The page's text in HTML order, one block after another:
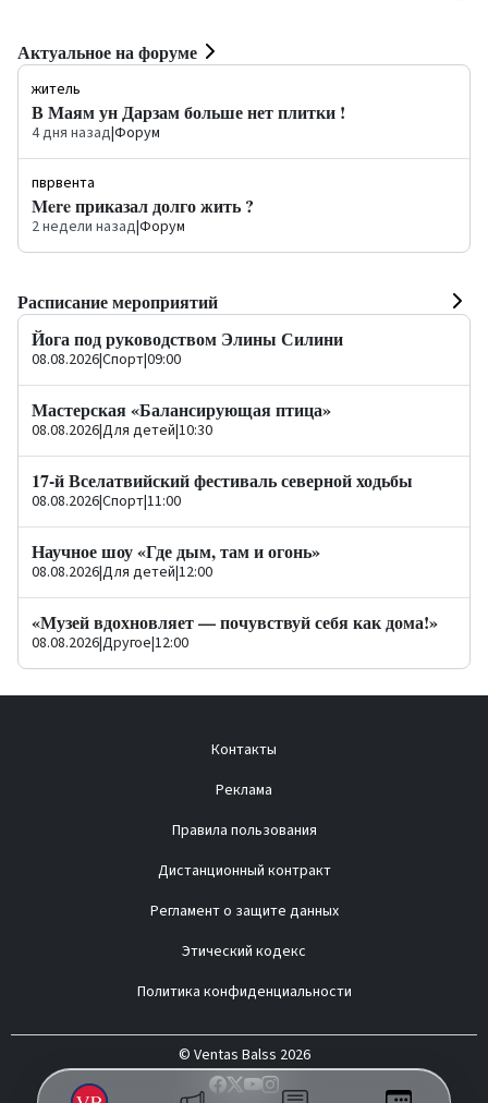
Актуальное на форуме
житель
В Маям ун Дарзам больше нет плитки !
4 дня назад|Форум
пврвента
Mere приказал долго жить ?
2 недели назад|Форум
Расписание мероприятий
Йога под руководством Элины Силини
08.08.2026|Спорт|09:00
Мастерская «Балансирующая птица»
08.08.2026|Для детей|10:30
17-й Вселатвийский фестиваль северной ходьбы
08.08.2026|Спорт|11:00
Научное шоу «Где дым, там и огонь»
08.08.2026|Для детей|12:00
«Музей вдохновляет — почувствуй себя как дома!»
08.08.2026|Другое|12:00
Контакты
Реклама
Правила пользования
Дистанционный контракт
Регламент о защите данных
Этический кодекс
Политика конфиденциальности
© Ventas Balss 2026